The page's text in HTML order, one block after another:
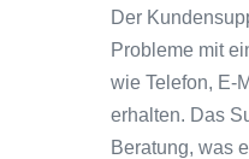
Der
Probleme mit
wie Telefon, E-
erhalten. Das
Beratung, was